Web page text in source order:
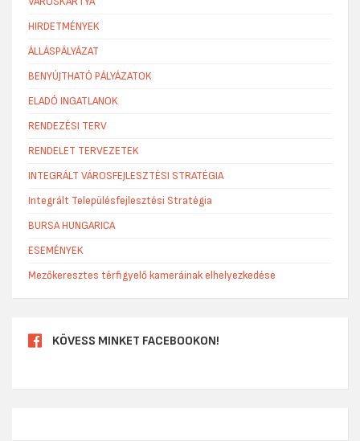
HIRDETMÉNYEK
ÁLLÁSPÁLYÁZAT
BENYÚJTHATÓ PÁLYÁZATOK
ELADÓ INGATLANOK
RENDEZÉSI TERV
RENDELET TERVEZETEK
INTEGRÁLT VÁROSFEJLESZTÉSI STRATÉGIA
Integrált Településfejlesztési Stratégia
BURSA HUNGARICA
ESEMÉNYEK
Mezőkeresztes térfigyelő kameráinak elhelyezkedése
KÖVESS MINKET FACEBOOKON!